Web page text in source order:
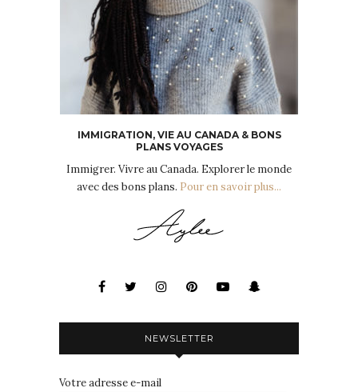
IMMIGRATION, VIE AU CANADA & BONS
PLANS VOYAGES
Immigrer. Vivre au Canada. Explorer le monde
avec des bons plans. Pour en savoir plus...
NEWSLETTER
Votre adresse e-mail